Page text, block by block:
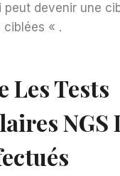
peut devenir une
ciblées « .
Les Tests
NGS